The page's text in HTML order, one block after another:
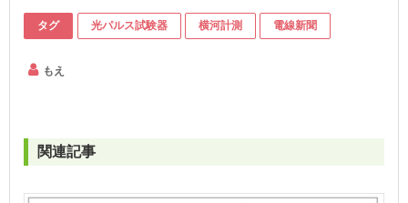
タグ 光パルス試験器 横河計測 電線新聞
もえ
関連記事